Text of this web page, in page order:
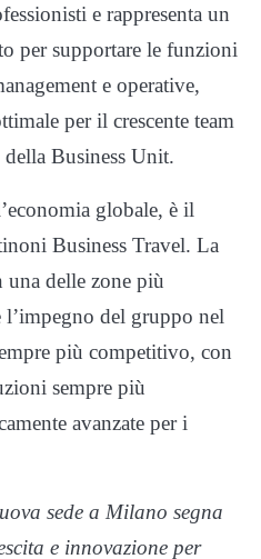
e rappresenta un
per supportare le funzioni
e operative,
per il crescente team
Business Unit.
globale, è il
Business Travel. La
una delle zone più
l’impegno del gruppo nel
più competitivo, con
sempre più
avanzate per i
sede a Milano segna
e innovazione per